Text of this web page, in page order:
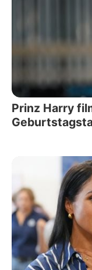
Prinz Harry